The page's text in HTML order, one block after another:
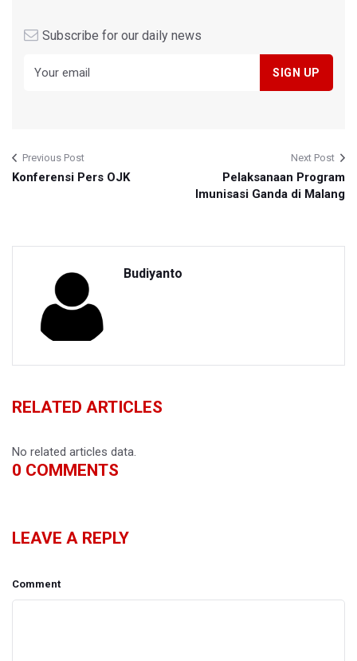
Subscribe for our daily news
Previous Post
Konferensi Pers OJK
Next Post
Pelaksanaan Program
Imunisasi Ganda di Malang
Budiyanto
RELATED ARTICLES
No related articles data.
0 COMMENTS
LEAVE A REPLY
Comment